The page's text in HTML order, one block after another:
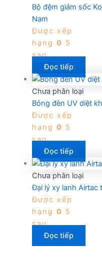
Bộ đệm giảm sốc
Nam
Được xếp
hạng 0 5
sao
Đọc tiếp
Chưa phân loại
Bóng đèn UV diệt
Được xếp
hạng 0 5
sao
Đọc tiếp
Chưa phân loại
Đại lý xy lanh Airtac
Được xếp
hạng 0 5
sao
Đọc tiếp